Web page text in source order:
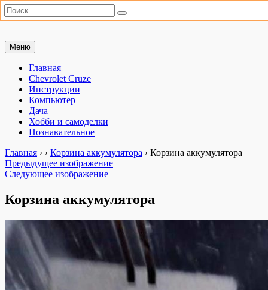
Искать:
Поиск
Перейти
к
содержимому
Мастерим сами
«Мастерим сами» — сайт для практиков. Ремонт автомобиля,
настройка компьютера, дачные хлопоты и полезные хобби. Всё,
что можно сделать своими руками.
Меню
Главная
Chevrolet Cruze
Инструкции
Компьютер
Дача
Хобби и самоделки
Познавательное
Главная › › Корзина аккумулятора › Корзина аккумулятора
Предыдущее изображение
Следующее изображение
Корзина аккумулятора